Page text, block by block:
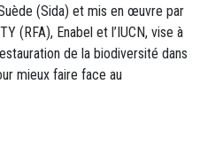
(Sida) et mis en œuvre par
(RFA), Enabel et l’IUCN, vise à
de la biodiversité dans
mieux faire face au